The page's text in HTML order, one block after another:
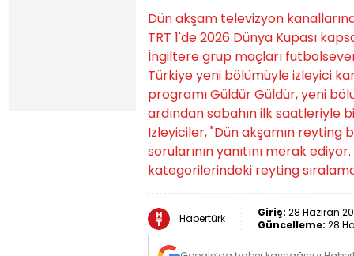
Dün akşam televizyon
TRT 1'de 2026 Dünya Kupası
İngiltere grup maçları
Türkiye yeni bölümüyle izleyici
programı Güldür Güldür, yeni
ardından sabahın ilk saatleriyle
İzleyiciler, "Dün akşamın reyting
sorularının yanıtını merak
kategorilerindeki reyting
Habertürk Giriş: 28 Haziran
Güncelleme: 28